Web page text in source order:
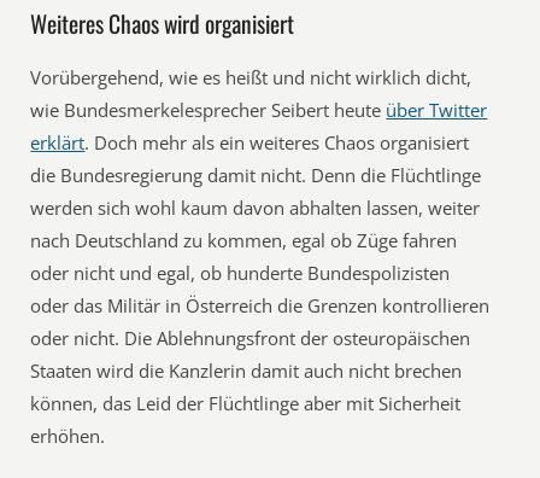
Weiteres Chaos wird organisiert
Vorübergehend, wie es heißt und nicht wirklich dicht,
wie Bundesmerkelesprecher Seibert heute über Twitter
erklärt. Doch mehr als ein weiteres Chaos organisiert
die Bundesregierung damit nicht. Denn die Flüchtlinge
werden sich wohl kaum davon abhalten lassen, weiter
nach Deutschland zu kommen, egal ob Züge fahren
oder nicht und egal, ob hunderte Bundespolizisten
oder das Militär in Österreich die Grenzen kontrollieren
oder nicht. Die Ablehnungsfront der osteuropäischen
Staaten wird die Kanzlerin damit auch nicht brechen
können, das Leid der Flüchtlinge aber mit Sicherheit
erhöhen.